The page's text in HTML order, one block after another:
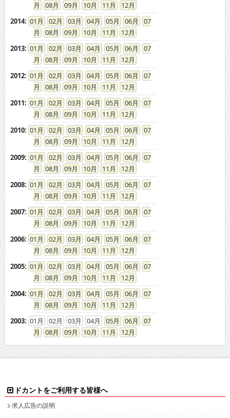
08
09 10 11
12
2014: 01 02 03 04 05 06
07
08
09 10 11
12
2013: 01 02 03 04 05 06
07
08
09 10 11
12
2012: 01 02 03 04 05 06
07
08
09 10 11
12
2011: 01 02 03 04 05 06
07
08
09 10 11
12
2010: 01 02 03 04 05 06
07
08
09 10 11
12
2009: 01 02 03 04 05 06
07
08
09 10 11
12
2008: 01 02 03 04 05 06
07
08
09 10 11
12
2007: 01 02 03 04 05 06
07
08
09 10 11
12
2006: 01 02 03 04 05 06
07
08
09 10 11
12
2005: 01 02 03 04 05 06
07
08
09 10 11
12
2004: 01 02 03 04 05 06
07
08
09 10 11
12
2003: 01 02 03 04 05 06
07
08
09 10 11 12
ドカントをご利用する皆様へ
求人広告の説明